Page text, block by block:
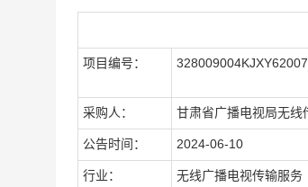
项目编号： 328009004KJXY62007
采购人： 甘肃省广播电视局无线
公告时间： 2024-06-10
行业： 无线广播电视传输服务